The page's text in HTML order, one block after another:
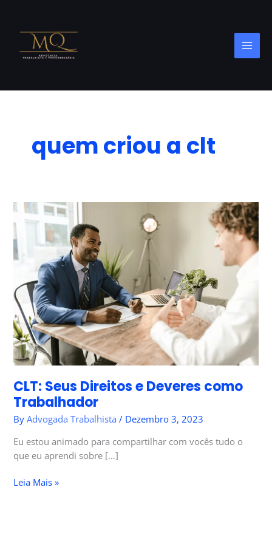
content
quem criou a clt
CLT: Seus Direitos e Deveres como
Trabalhador
ByAdvogada Trabalhista/ Dezembro 3, 2023
Eu estou animado para compartilhar com vocês tudo o
que eu aprendi sobre […]
CLT:
Seus
Direitos
e
Deveres
como
Trabalhador
Leia Mais »